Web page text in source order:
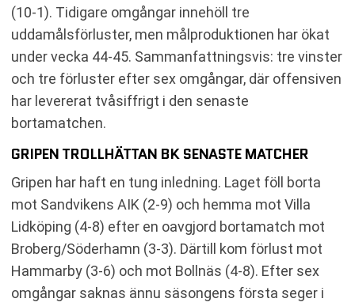
(10-1). Tidigare omgångar innehöll tre
uddamålsförluster, men målproduktionen har ökat
under vecka 44-45. Sammanfattningsvis: tre vinster
och tre förluster efter sex omgångar, där offensiven
har levererat tvåsiffrigt i den senaste
bortamatchen.
GRIPEN TROLLHÄTTAN BK SENASTE MATCHER
Gripen har haft en tung inledning. Laget föll borta
mot Sandvikens AIK (2-9) och hemma mot Villa
Lidköping (4-8) efter en oavgjord bortamatch mot
Broberg/Söderhamn (3-3). Därtill kom förlust mot
Hammarby (3-6) och mot Bollnäs (4-8). Efter sex
omgångar saknas ännu säsongens första seger i